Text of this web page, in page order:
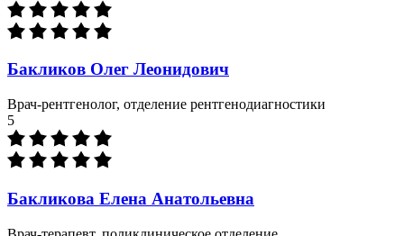
Бакликов Олег Леонидович
Врач-рентгенолог, отделение рентгенодиагностики
5
Бакликова Елена Анатольевна